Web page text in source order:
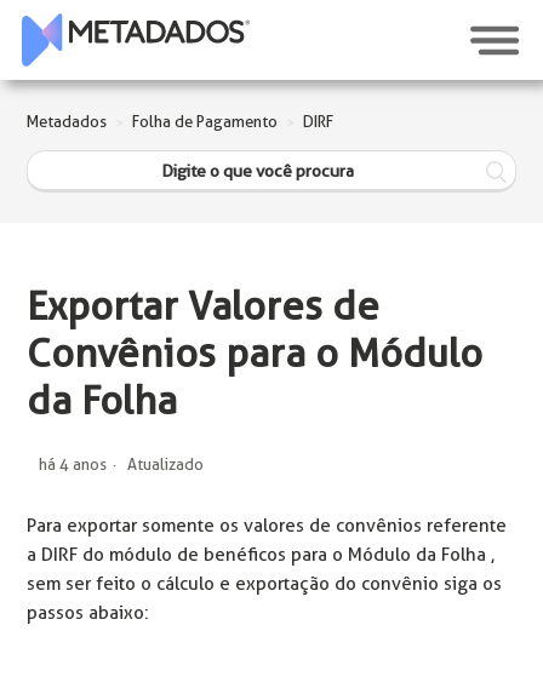
Metadados Folha de Pagamento DIRF
Exportar Valores de
Convênios para o Módulo
da Folha
há 4 anos Atualizado
Para exportar somente os valores de convênios referente
a DIRF do módulo de benéficos para o Módulo da Folha ,
sem ser feito o cálculo e exportação do convênio siga os
passos abaixo: